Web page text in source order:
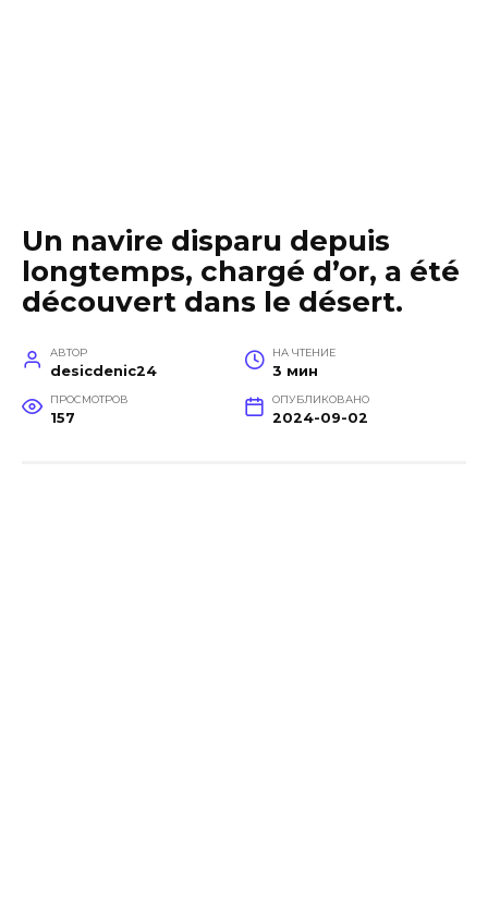
Un navire disparu depuis
longtemps, chargé d’or, a été
découvert dans le désert.
АВТОР
desicdenic24
НА ЧТЕНИЕ
3 мин
ПРОСМОТРОВ
157
ОПУБЛИКОВАНО
2024-09-02